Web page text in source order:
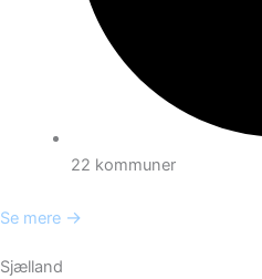
22 kommuner
Se mere →
Sjælland